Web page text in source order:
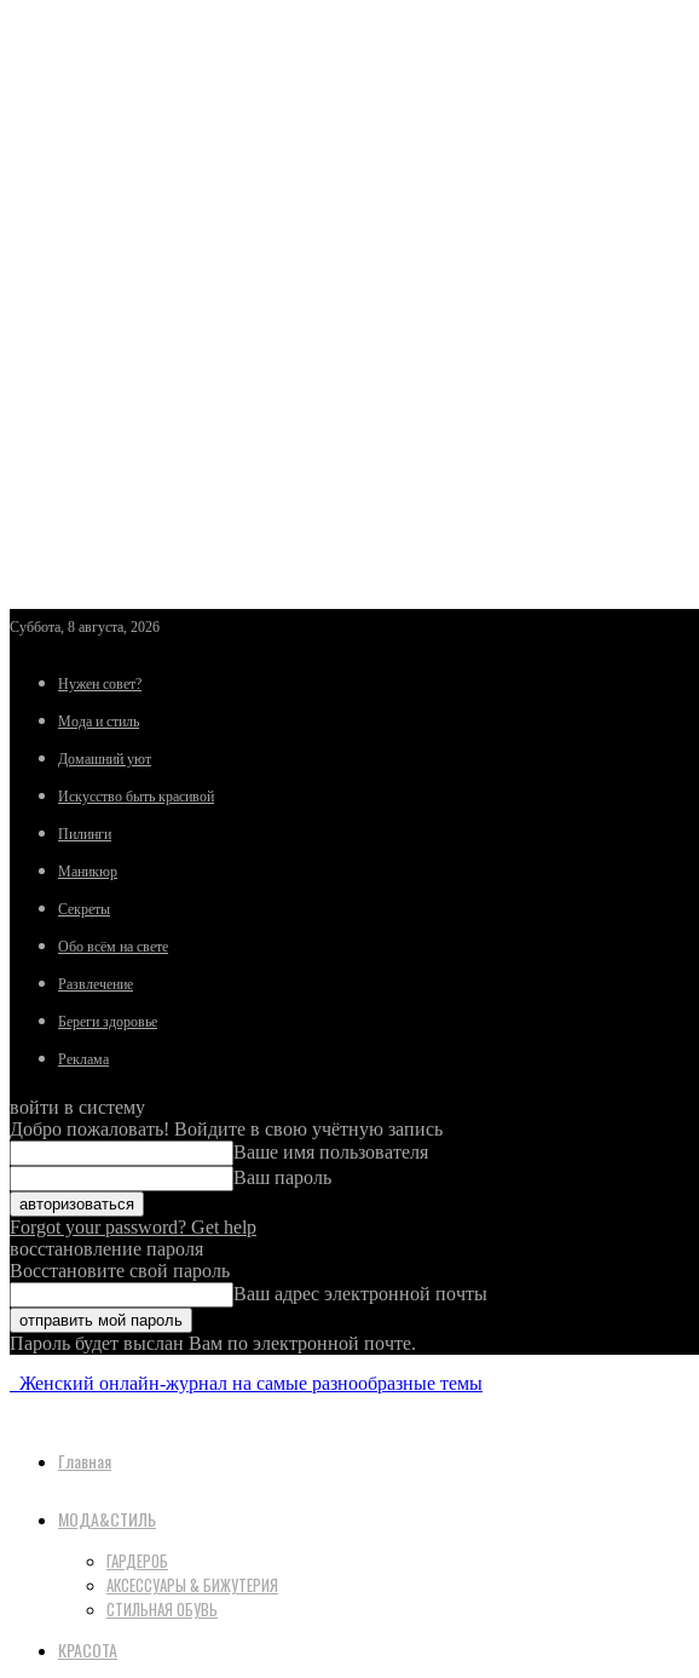
Суббота, 8 августа, 2026
Нужен совет?
Мода и стиль
Домашний уют
Искусство быть красивой
Пилинги
Маникюр
Секреты
Обо всём на свете
Развлечение
Береги здоровье
Реклама
войти в систему
Добро пожаловать! Войдите в свою учётную запись
Ваше имя пользователя
Ваш пароль
Forgot your password? Get help
восстановление пароля
Восстановите свой пароль
Ваш адрес электронной почты
Пароль будет выслан Вам по электронной почте.
Женский онлайн-журнал на самые разнообразные темы
Главная
МОДА&СТИЛЬ
ГАРДЕРОБ
АКСЕССУАРЫ & БИЖУТЕРИЯ
СТИЛЬНАЯ ОБУВЬ
КРАСОТА